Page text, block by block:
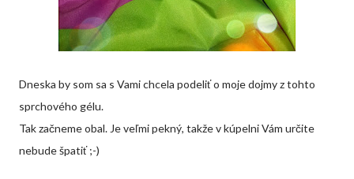
Dneska by som sa s Vami chcela podeliť o moje dojmy z tohto
sprchového gélu.
Tak začneme obal. Je veľmi pekný, takže v kúpelni Vám určite
nebude špatiť ;-)